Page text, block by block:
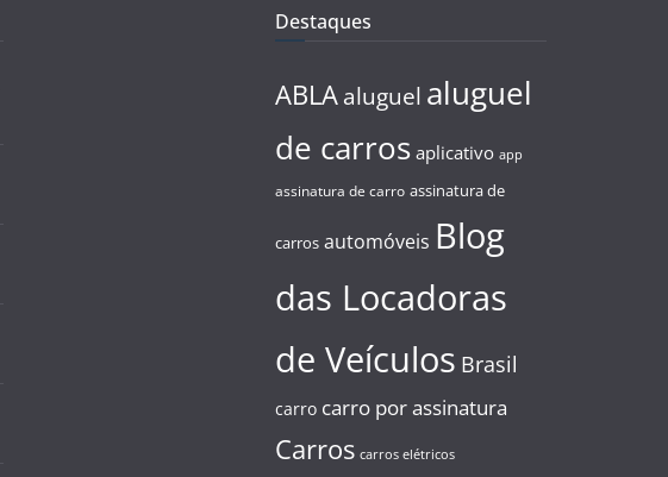
Destaques
ABLA aluguel aluguel
de carros aplicativo app
assinatura de carro assinatura de
carros automóveis Blog
das Locadoras
de Veículos Brasil
carro carro por assinatura
Carros carros elétricos